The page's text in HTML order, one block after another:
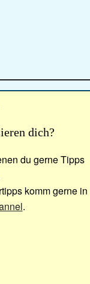
dich?
du gerne Tipps
komm gerne in
.